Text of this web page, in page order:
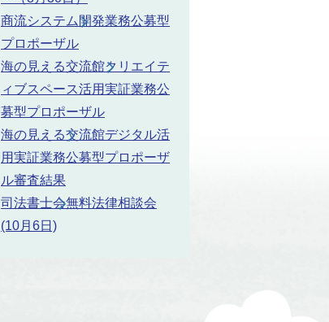
商流システム開発業務公募型
プロポーザル
海の見える交流館クリエイテ
ィブスペース活用実証業務公
募型プロポーザル
海の見える交流館デジタル活
用実証業務公募型プロポーザ
ル審査結果
司法書士会無料法律相談会
(10月6日)